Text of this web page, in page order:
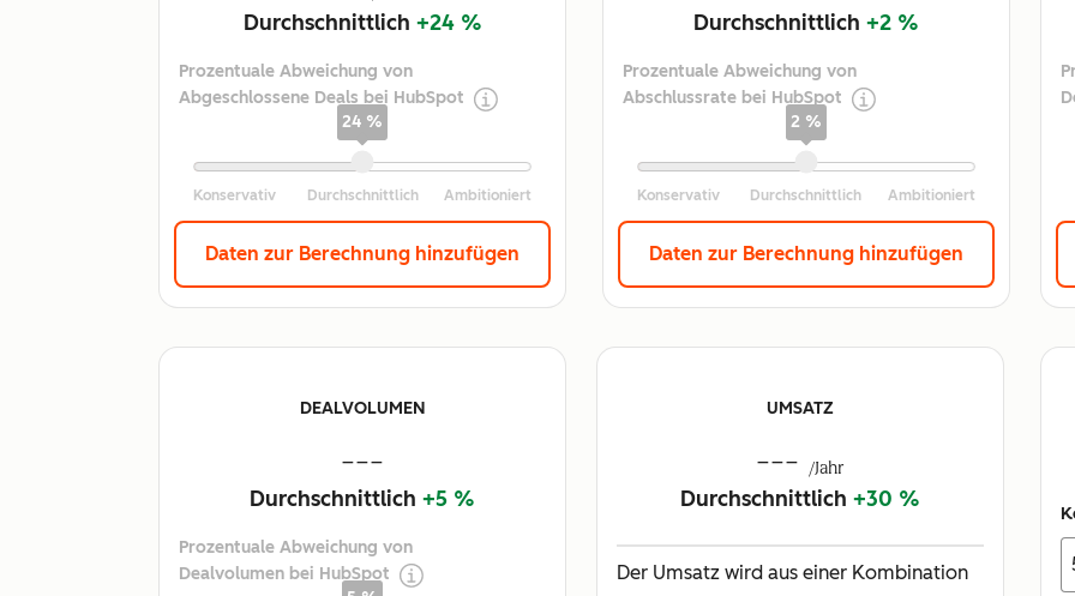
Durchschnittlich +24 %
Prozentuale Abweichung von
Abgeschlossene Deals bei HubSpot
24 %
Daten zur Berechnung hinzufügen
Durchschnittlich +2 %
Prozentuale Abweichung von
Abschlussrate bei HubSpot
2 %
Daten zur Berechnung hinzufügen
DEALVOLUMEN
---
Durchschnittlich+5 %
Prozentuale Abweichung von
Dealvolumen bei HubSpot
UMSATZ
--- /Jahr
Durchschnittlich +30 %
Der Umsatz wird aus einer Kombination